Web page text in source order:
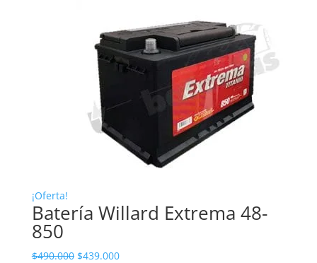
¡Oferta!
Batería Willard Extrema 48-
850
$490.000 El precio original era: $490.000.
$439.000El precio actual es: $439.000.